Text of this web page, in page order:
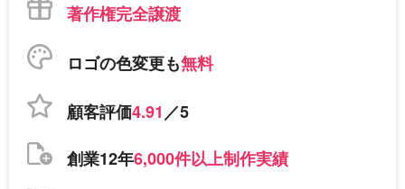
著作権完全譲渡
ロゴの色変更も無料
顧客評価4.91／5
創業12年6,000件以上制作実績